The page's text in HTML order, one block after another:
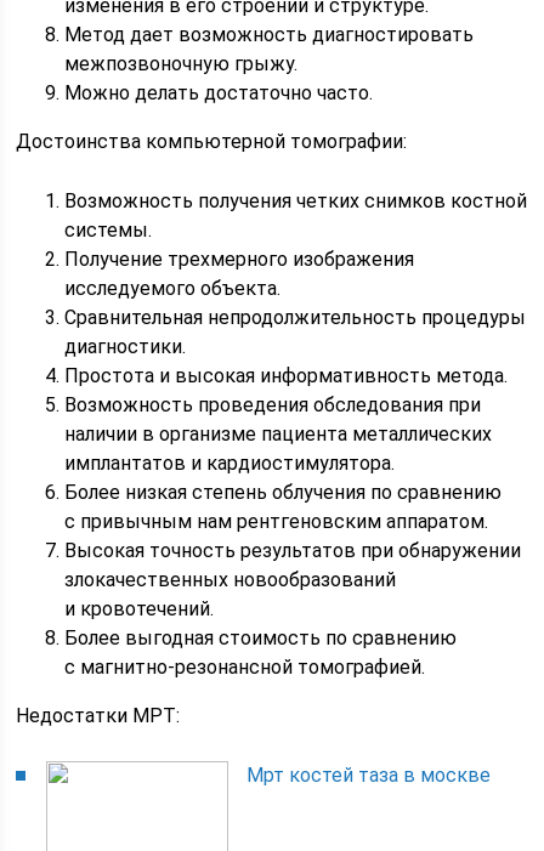
изменения в его строении и структуре.
Метод дает возможность диагностировать
межпозвоночную грыжу.
Можно делать достаточно часто.
Достоинства компьютерной томографии:
Возможность получения четких снимков костной
системы.
Получение трехмерного изображения
исследуемого объекта.
Сравнительная непродолжительность процедуры
диагностики.
Простота и высокая информативность метода.
Возможность проведения обследования при
наличии в организме пациента металлических
имплантатов и кардиостимулятора.
Более низкая степень облучения по сравнению
с привычным нам рентгеновским аппаратом.
Высокая точность результатов при обнаружении
злокачественных новообразований
и кровотечений.
Более выгодная стоимость по сравнению
с магнитно-резонансной томографией.
Недостатки МРТ:
Мрт костей таза в москве